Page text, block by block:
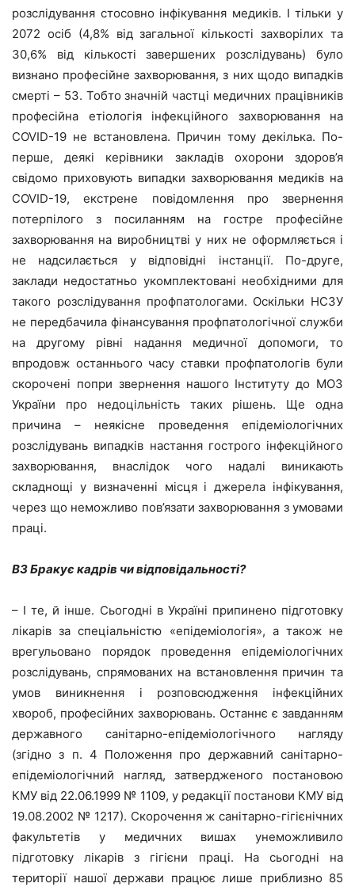
розслідування стосовно інфікування медиків. І тільки у
2072 осіб (4,8% від загальної кількості захворілих та
30,6% від кількості завершених розслідувань) було
визнано професійне захворювання, з них щодо випадків
смерті – 53. Тобто значній частці медичних працівників
професійна етіологія інфекційного захворювання на
COVID-19 не встановлена. Причин тому декілька. По-
перше, деякі керівники закладів охорони здоров’я
свідомо приховують випадки захворювання медиків на
COVID-19, екстрене повідомлення про звернення
потерпілого з посиланням на гостре професійне
захворювання на виробництві у них не оформляється і
не надсилається у відповідні інстанції. По-друге,
заклади недостатньо укомплектовані необхідними для
такого розслідування профпатологами. Оскільки НСЗУ
не передбачила фінансування профпатологічної служби
на другому рівні надання медичної допомоги, то
впродовж останнього часу ставки профпатологів були
скорочені попри звернення нашого Інституту до МОЗ
України про недоцільність таких рішень. Ще одна
причина – неякісне проведення епідеміологічних
розслідувань випадків настання гострого інфекційного
захворювання, внаслідок чого надалі виникають
складнощі у визначенні місця і джерела інфікування,
через що неможливо пов’язати захворювання з умовами
праці.
ВЗ Бракує кадрів чи відповідальності?
– І те, й інше. Сьогодні в Україні припинено підготовку
лікарів за спеціальністю «епідеміологія», а також не
врегульовано порядок проведення епідеміологічних
розслідувань, спрямованих на встановлення причин та
умов виникнення і розповсюдження інфекційних
хвороб, професійних захворювань. Останнє є завданням
державного санітарно-епідеміологічного нагляду
(згідно з п. 4 Положення про державний санітарно-
епідеміологічний нагляд, затвердженого постановою
КМУ від 22.06.1999 № 1109, у редакції постанови КМУ від
19.08.2002 № 1217). Скорочення ж санітарно-гігієнічних
факультетів у медичних вишах унеможливило
підготовку лікарів з гігієни праці. На сьогодні на
території нашої держави працює лише приблизно 85